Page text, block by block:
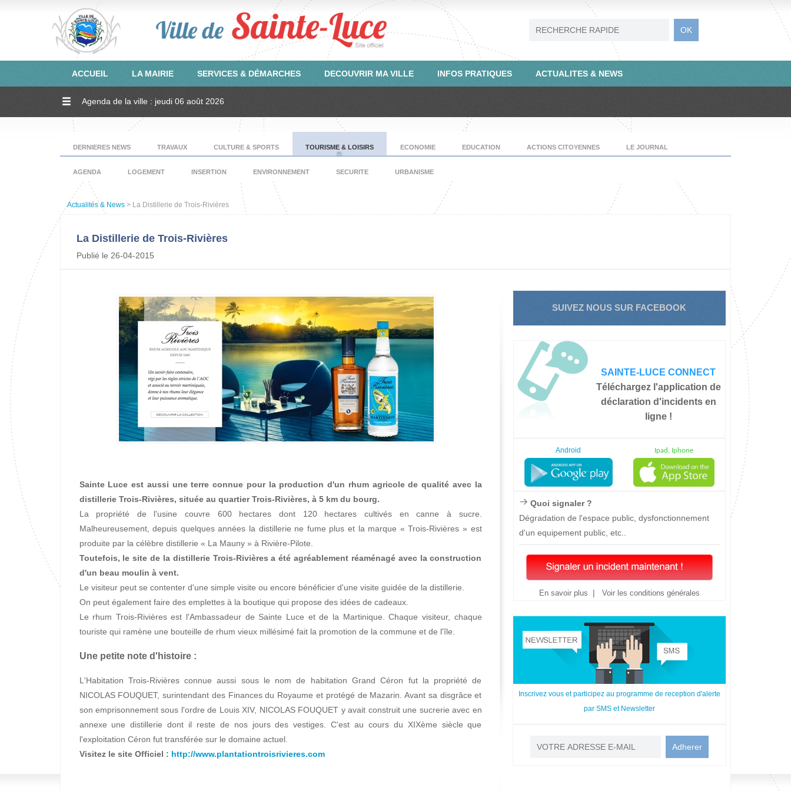
ACCUEIL LA MAIRIE SERVICES & DÉMARCHES DECOUVRIR MA VILLE INFOS PRATIQUES ACTUALITES & NEWS
Agenda de la ville : jeudi 06 août 2026
DERNIERES NEWS TRAVAUX CULTURE & SPORTS TOURISME & LOISIRS ECONOMIE EDUCATION ACTIONS CITOYENNES LE JOURNAL
AGENDA LOGEMENT INSERTION ENVIRONNEMENT SECURITE URBANISME
Actualités & News > La Distillerie de Trois-Rivières
La Distillerie de Trois-Rivières
Publié le 26-04-2015
Sainte Luce est aussi une terre connue pour la production d'un rhum agricole de qualité avec la
distillerie Trois-Rivières, située au quartier Trois-Rivières, à 5 km du bourg.
La propriété de l'usine couvre 600 hectares dont 120 hectares cultivés en canne à sucre.
Malheureusement, depuis quelques années la distillerie ne fume plus et la marque « Trois-Rivières » est
produite par la célèbre distillerie « La Mauny » à Rivière-Pilote.
Toutefois, le site de la distillerie Trois-Rivières a été agréablement réaménagé avec la construction
d'un beau moulin à vent.
Le visiteur peut se contenter d'une simple visite ou encore bénéficier d'une visite guidée de la distillerie.
On peut également faire des emplettes à la boutique qui propose des idées de cadeaux.
Le rhum Trois-Rivières est l'Ambassadeur de Sainte Luce et de la Martinique. Chaque visiteur, chaque
touriste qui ramène une bouteille de rhum vieux millésimé fait la promotion de la commune et de l'île.
Une petite note d'histoire :
L'Habitation Trois-Rivières connue aussi sous le nom de habitation Grand Céron fut la propriété de
NICOLAS FOUQUET, surintendant des Finances du Royaume et protégé de Mazarin. Avant sa disgrâce et
son emprisonnement sous l'ordre de Louis XIV, NICOLAS FOUQUET y avait construit une sucrerie avec en
annexe une distillerie dont il reste de nos jours des vestiges. C'est au cours du XIXème siècle que
l'exploitation Céron fut transférée sur le domaine actuel.
Visitez le site Officiel : http://www.plantationtroisrivieres.com
SUIVEZ NOUS SUR FACEBOOK
SAINTE-LUCE CONNECT
Téléchargez l'application de
déclaration d'incidents en
ligne !
Android Ipad, Iphone
Quoi signaler ?
Dégradation de l'espace public, dysfonctionnement
d'un equipement public, etc..
En savoir plus | Voir les conditions générales
Inscrivez vous et participez au programme de reception d'alerte
par SMS et Newsletter